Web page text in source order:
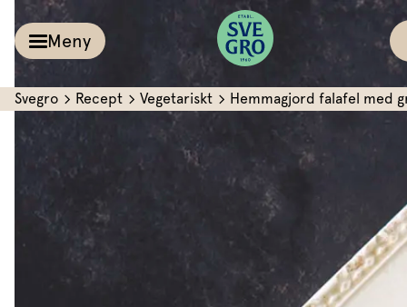
Meny
Recept
Sallat
Inspiration
Vårt
Kalla såser & Röror
Röror
Kalla såser
Aioli
Svegro Recept Vegetariskt Hemmagjord falafel med